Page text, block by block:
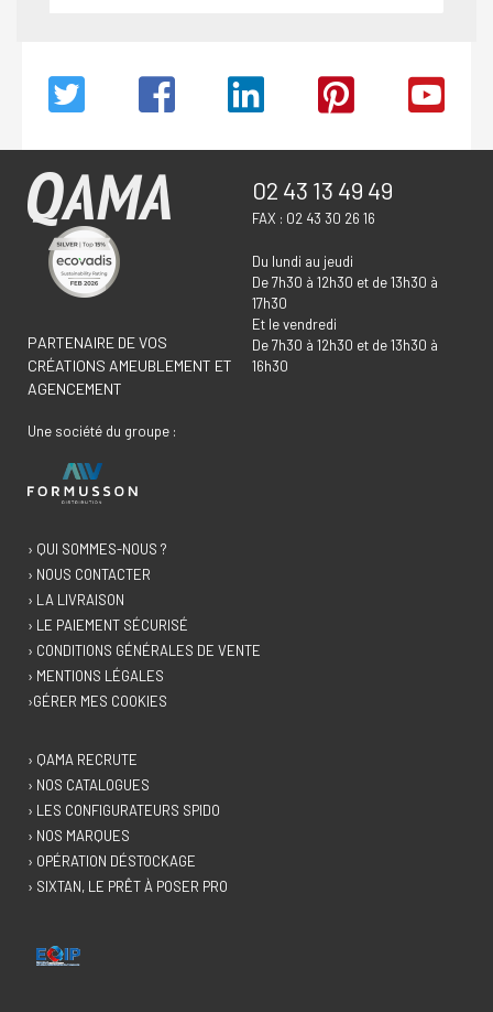
PARTENAIRE DE VOS
CRÉATIONS AMEUBLEMENT ET
AGENCEMENT
Une société du groupe :
02 43 13 49 49
FAX : 02 43 30 26 16
Du lundi au jeudi
De 7h30 à 12h30 et de 13h30 à
17h30
Et le vendredi
De 7h30 à 12h30 et de 13h30 à
16h30
› QUI SOMMES-NOUS ?
› NOUS CONTACTER
› LA LIVRAISON
› LE PAIEMENT SÉCURISÉ
› CONDITIONS GÉNÉRALES DE VENTE
› MENTIONS LÉGALES
›GÉRER MES COOKIES
› QAMA RECRUTE
› NOS CATALOGUES
› LES CONFIGURATEURS SPIDO
› NOS MARQUES
› OPÉRATION DÉSTOCKAGE
› SIXTAN, LE PRÊT À POSER PRO